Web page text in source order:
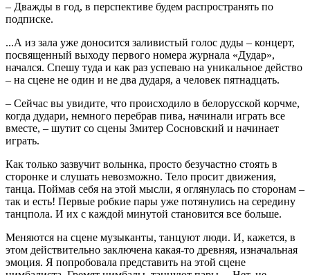
– Дважды в год, в перспективе будем распространять по
подписке.
...А из зала уже доносится заливистый голос дуды – концерт,
посвященный выходу первого номера журнала «Дудар»,
начался. Спешу туда и как раз успеваю на уникальное действо
– на сцене не один и не два дударя, а человек пятнадцать.
– Сейчас вы увидите, что происходило в белорусской корчме,
когда дудари, немного перебрав пива, начинали играть все
вместе, – шутит со сцены Змитер Сосновский и начинает
играть.
Как только зазвучит волынка, просто безучастно стоять в
сторонке и слушать невозможно. Тело просит движения,
танца. Поймав себя на этой мысли, я оглянулась по сторонам –
так и есть! Первые робкие пары уже потянулись на середину
танцпола. И их с каждой минутой становится все больше.
Меняются на сцене музыканты, танцуют люди. И, кажется, в
этом действительно заключена какая-то древняя, изначальная
эмоция. Я попробовала представить на этой сцене